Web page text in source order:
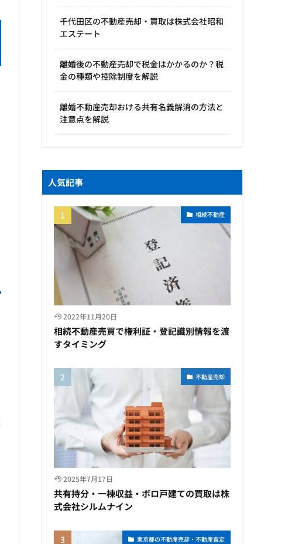
千代田区の不動産売却・買取は株式会社昭和
エステート
離婚後の不動産売却で税金はかかるのか？税
金の種類や控除制度を解説
離婚不動産売却おける共有名義解消の方法と
注意点を解説
人気記事
相続不動産
2022年11月20日
相続不動産売買で権利証・登記識別情報を渡
すタイミング
不動産売却
2025年7月17日
共有持分・一棟収益・ボロ戸建ての買取は株
式会社シルムナイン
東京都の不動産売却・不動産査定